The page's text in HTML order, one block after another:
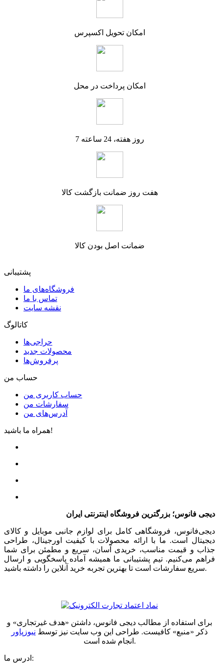
امکان تحویل اکسپرس
امکان پرداخت در محل
7 روز هفته، 24 ساعته
هفت روز ضمانت بازگشت کالا
ضمانت اصل بودن کالا
پشتیبانی
فروشگاه‌های ما
تماس با ما
نقشه سایت
کاتالوگ
حراجی‌ها
محصولات جدید
پرفروش‌ها
حساب من
حساب کاربری من
سفارشات من
آدرس‌های من
همراه ما باشید!
دیجی فانوس؛ بزرگترین فروشگاه اینترنتی ایران
دیجی‌فانوس، فروشگاهی کامل برای لوازم جانبی موبایل و کالای
دیجیتال است. ما با ارائه محصولات با کیفیت اورجینال، طراحی
جذاب و قیمت مناسب، خریدی آسان، سریع و مطمئن برای شما
فراهم می‌کنیم. تیم پشتیبانی ما همیشه آماده پاسخگویی و ارسال
سریع سفارشات است تا بهترین تجربه خرید آنلاین را داشته باشید.
برای استفاده از مطالب دیجی فانوس، داشتن «هدف غیرتجاری» و
ذکر «منبع» کافیست. طراحی این وب سایت نیز توسط نیوزپاور
انجام شده است.
ادرس ما: